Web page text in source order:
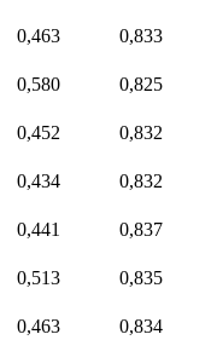
0,463 0,833
0,580 0,825
0,452 0,832
0,434 0,832
0,441 0,837
0,513 0,835
0,463 0,834